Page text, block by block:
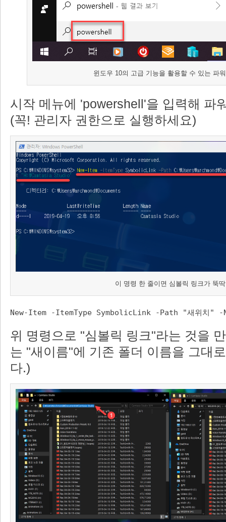
윈도우 10의 고급 기능을 활용할 수 있는 파
시작 메뉴에 'powershell'을 입력해 파
(꼭! 관리자 권한으로 실행하세요)
이 명령 한 줄이면 심볼릭 링크가 뚝
New-Item -ItemType SymbolicLink -Path "새위치" -
위 명령으로 "심볼릭 링크"라는 것을
는 "새이름"에 기존 폴더 이름을 그대
다.)